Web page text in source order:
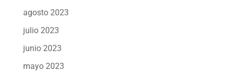
agosto 2023
julio 2023
junio 2023
mayo 2023